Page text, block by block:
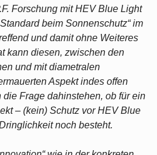
Forschung mit HEV Blue Light
beim Sonnenschutz“ im
und damit ohne Weiteres
kann diesen, zwischen den
und mit diametralen
Aspekt indes offen
Frage dahinstehen, ob für ein
– (kein) Schutz vor HEV Blue
noch besteht.